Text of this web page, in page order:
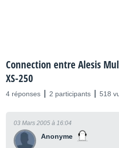
Connection entre Alesis
XS-250
4 réponses 2 participants 518
Anonyme
03 Mars 2005 à 16:04